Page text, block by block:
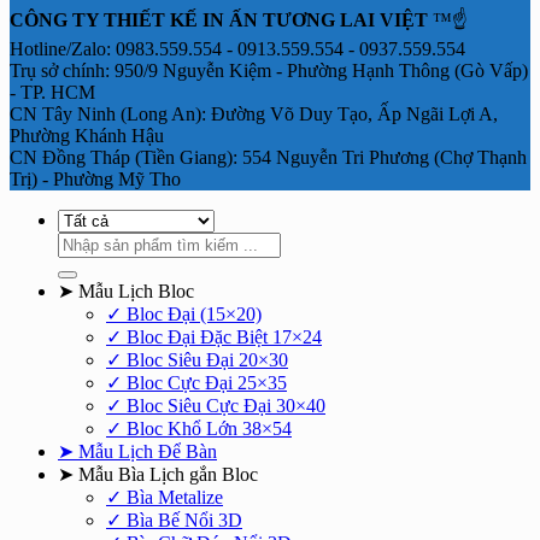
CÔNG TY THIẾT KẾ IN ẤN TƯƠNG LAI VIỆT ™☝️
Hotline/Zalo: 0983.559.554 - 0913.559.554 - 0937.559.554
Trụ sở chính: 950/9 Nguyễn Kiệm - Phường Hạnh Thông (Gò Vấp)
- TP. HCM
CN Tây Ninh (Long An): Đường Võ Duy Tạo, Ấp Ngãi Lợi A,
Phường Khánh Hậu
CN Đồng Tháp (Tiền Giang): 554 Nguyễn Tri Phương (Chợ Thạnh
Trị) - Phường Mỹ Tho
Tìm
kiếm:
➤ Mẫu Lịch Bloc
✓ Bloc Đại (15×20)
✓ Bloc Đại Đặc Biệt 17×24
✓ Bloc Siêu Đại 20×30
✓ Bloc Cực Đại 25×35
✓ Bloc Siêu Cực Đại 30×40
✓ Bloc Khổ Lớn 38×54
➤ Mẫu Lịch Để Bàn
➤ Mẫu Bìa Lịch gắn Bloc
✓ Bìa Metalize
✓ Bìa Bế Nổi 3D